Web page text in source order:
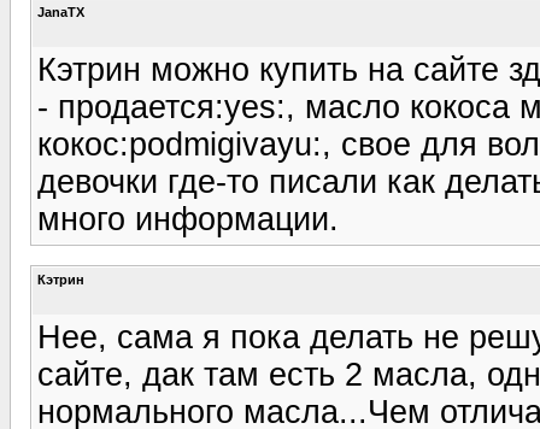
JanaTX
Кэтрин можно купить на сайте
- продается:yes:, масло
кокос:podmigivayu:, свое для
девочки где-то писали как
много информации.
Кэтрин
Нее, сама я пока делать не
сайте, дак там есть 2 масла,
нормального масла...Чем